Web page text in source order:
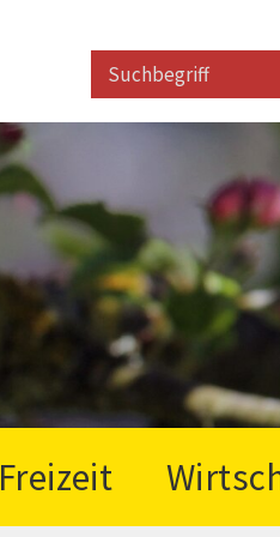
Suchbegriff
Freizeit